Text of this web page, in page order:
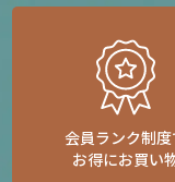
会員ランク制度
お得にお買い